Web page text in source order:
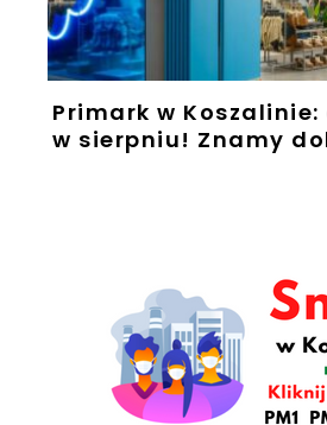
Primark w
w sierpniu! Znamy